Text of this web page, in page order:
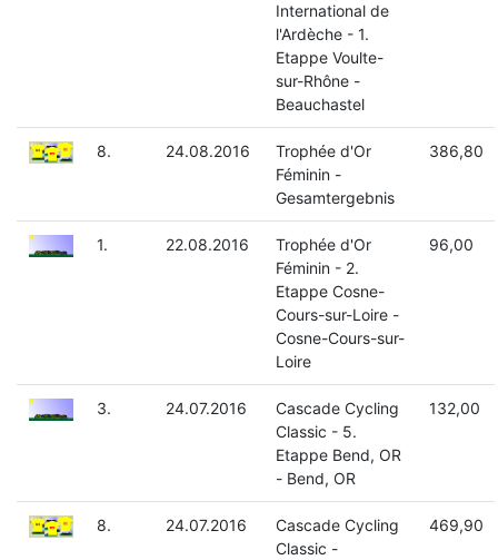
International de
l'Ardèche - 1.
Etappe Voulte-
sur-Rhône -
Beauchastel
8. 24.08.2016
Trophée d'Or
Féminin -
Gesamtergebnis
386,80
1. 22.08.2016
Trophée d'Or
Féminin - 2.
Etappe Cosne-
Cours-sur-Loire -
Cosne-Cours-sur-
Loire
96,00
3. 24.07.2016
Cascade Cycling
Classic - 5.
Etappe Bend, OR
- Bend, OR
132,00
8. 24.07.2016
Cascade Cycling
Classic -
469,90